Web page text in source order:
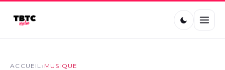
ACCUEIL› MUSIQUE